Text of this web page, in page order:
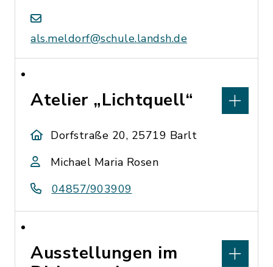
als.meldorf@schule.landsh.de
Atelier „Lichtquell“
Dorfstraße 20, 25719 Barlt
Michael Maria Rosen
04857/903909
Ausstellungen im